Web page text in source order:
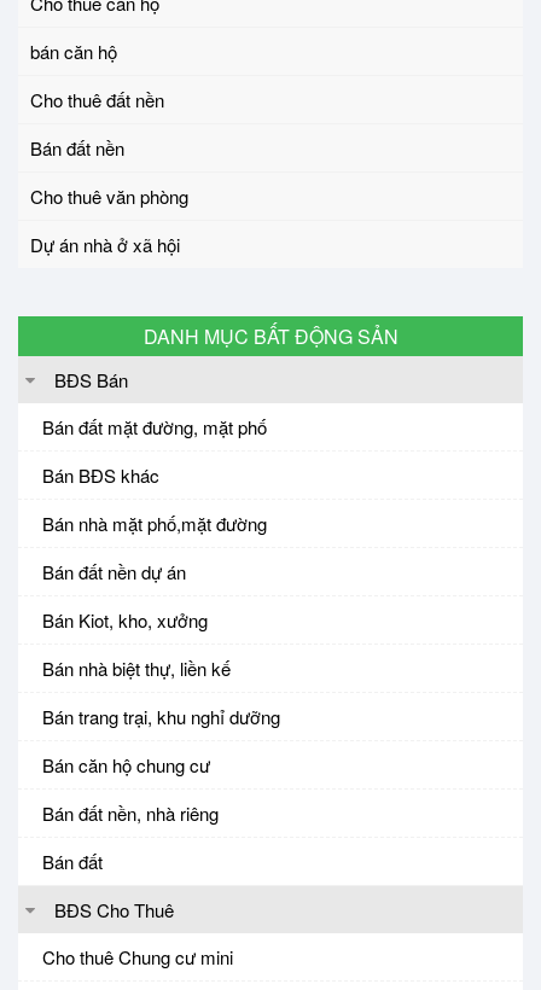
bán căn hộ
Cho thuê đất nền
Bán đất nền
Cho thuê văn phòng
Dự án nhà ở xã hội
DANH MỤC BẤT ĐỘNG SẢN
BĐS Bán
Bán đất mặt đường, mặt phố
Bán BĐS khác
Bán nhà mặt phố,mặt đường
Bán đất nền dự án
Bán Kiot, kho, xưởng
Bán nhà biệt thự, liền kế
Bán trang trại, khu nghỉ dưỡng
Bán căn hộ chung cư
Bán đất nền, nhà riêng
Bán đất
BĐS Cho Thuê
Cho thuê Chung cư mini